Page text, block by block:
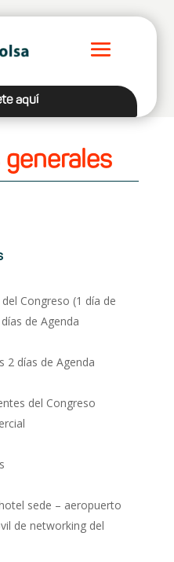
aquí
Congreso (1 día de
de Agenda
2 días de Agenda
del Congreso
sede – aeropuerto
de networking del